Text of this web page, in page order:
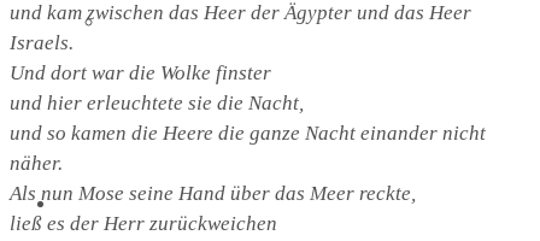
Sommerkirche
Diakonie
und kam zwischen das Heer der Ägypter und das Heer
Israels.
Und dort war die Wolke finster
und hier erleuchtete sie die Nacht,
und so kamen die Heere die ganze Nacht einander nicht
näher.
Als nun Mose seine Hand über das Meer reckte,
ließ es der Herr zurückweichen